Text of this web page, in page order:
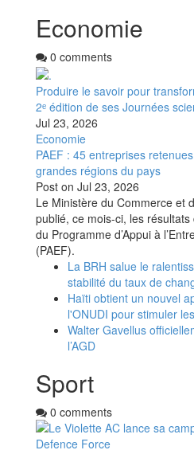
Economie
0 comments
Produire le savoir pour
2ᵉ édition de ses Journées
Jul 23, 2026
Economie
PAEF : 45 entreprises
grandes régions du pays
Post on Jul 23, 2026
Le Ministère du Commerce et
publié, ce mois-ci, les
du Programme d’Appui à
(PAEF).
La BRH salue le
stabilité du taux de
Haïti obtient un nouvel
l'ONUDI pour stimuler
Walter Gavellus
l’AGD
Sport
0 comments